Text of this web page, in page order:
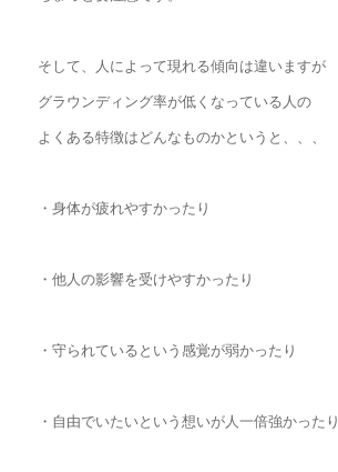
そして、人によって現れる傾向は違いますが
グラウンディング率が低くなっている人の
よくある特徴はどんなものかというと、、、
・身体が疲れやすかったり
・他人の影響を受けやすかったり
・守られているという感覚が弱かったり
・自由でいたいという想いが人一倍強かったり